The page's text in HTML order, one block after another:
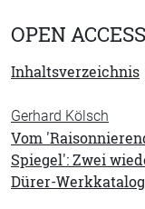
OPEN ACCESS
Inhaltsverzeichnis
Gerhard Kölsch
Vom
Spiegel': Zwei
Dürer-